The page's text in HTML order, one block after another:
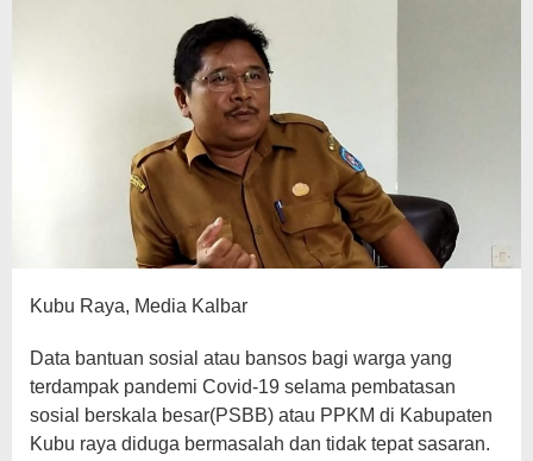
bulanan
Kubu Raya, Media Kalbar
Data bantuan sosial atau bansos bagi warga yang
terdampak pandemi Covid-19 selama pembatasan
sosial berskala besar(PSBB) atau PPKM di Kabupaten
Kubu raya diduga bermasalah dan tidak tepat sasaran.